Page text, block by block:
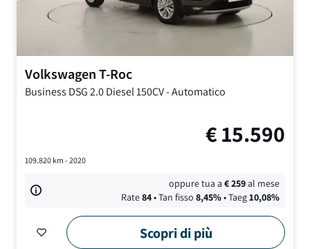
VolkswagenT-Roc
Business DSG2.0 Diesel 150CV-Automatico
€15.590
109.820km - 2020
oppure tua a€259al mese
Rate84• Tan fisso 8,45%• Taeg10,08%
Scopri di più